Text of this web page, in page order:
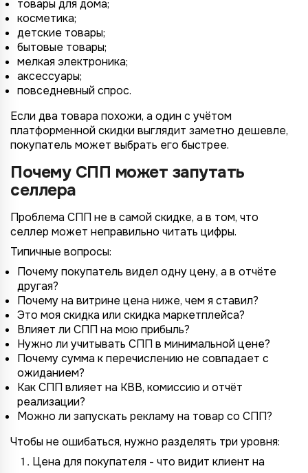
товары для дома;
косметика;
детские товары;
бытовые товары;
мелкая электроника;
аксессуары;
повседневный спрос.
Если два товара похожи, а один с учётом
платформенной скидки выглядит заметно дешевле,
покупатель может выбрать его быстрее.
Почему СПП может запутать
селлера
Проблема СПП не в самой скидке, а в том, что
селлер может неправильно читать цифры.
Типичные вопросы:
Почему покупатель видел одну цену, а в отчёте
другая?
Почему на витрине цена ниже, чем я ставил?
Это моя скидка или скидка маркетплейса?
Влияет ли СПП на мою прибыль?
Нужно ли учитывать СПП в минимальной цене?
Почему сумма к перечислению не совпадает с
ожиданием?
Как СПП влияет на КВВ, комиссию и отчёт
реализации?
Можно ли запускать рекламу на товар со СПП?
Чтобы не ошибаться, нужно разделять три уровня:
Цена для покупателя - что видит клиент на
Правила обработки персональных данных
Отправить заявку
https:// your-company.totalcrm.ru
Назад Далее
Wildberries
Ozon
YandexMarket
Другие
Назад Далее
Не указывать
1 организация
до 3 огранизаций
до 5 организаций
более 5 организаций
Назад Далее
Не указывать
до 1 млн.
от 1 до 5 млн.
от 5 до 10 млн.
от 10 млн.
Назад Передать анкету